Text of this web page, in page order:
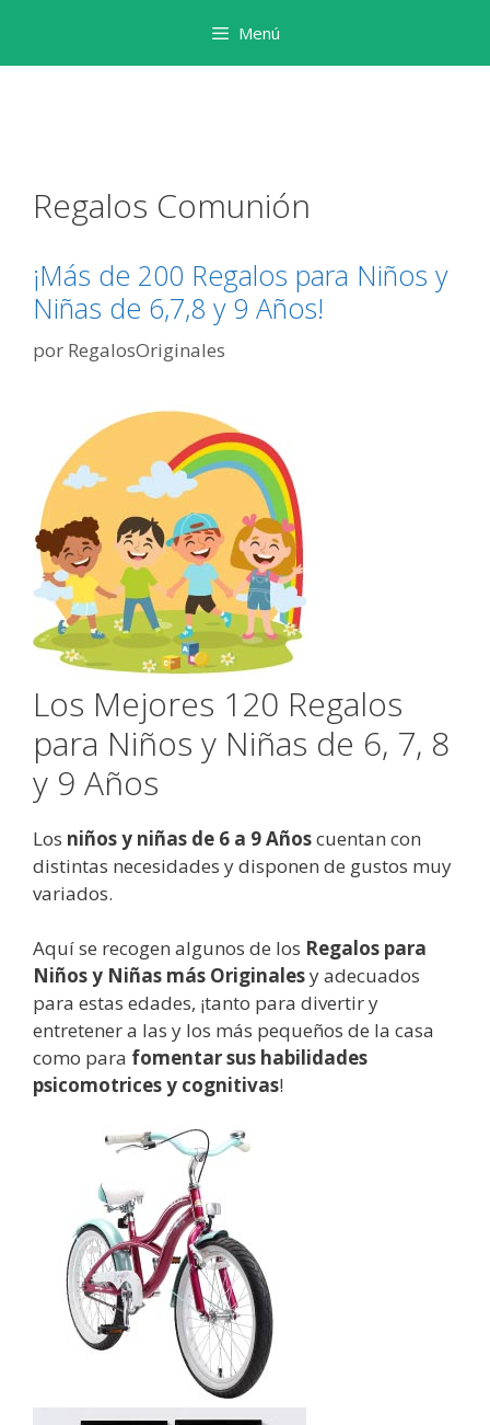
contenido
Menú
Regalos Comunión
¡Más de 200 Regalos para Niños y
Niñas de 6,7,8 y 9 Años!
por RegalosOriginales
Los Mejores 120 Regalos
para Niños y Niñas de 6, 7, 8
y 9 Años
Los niños y niñas de 6 a 9 Añoscuentan con
distintas necesidades y disponen de gustos muy
variados.
Aquí se recogen algunos de los Regalos para
Niños y Niñas más Originalesy adecuados
para estas edades, ¡tanto para divertir y
entretener a las y los más pequeños de la casa
como para fomentar sus habilidades
psicomotrices y cognitivas!